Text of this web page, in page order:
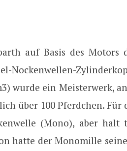
auf Basis des Motors
Nockenwellen-
wurde ein Meisterwerk,
über 100 Pferdchen. Für
(Mono), aber halt
hatte der Monomille